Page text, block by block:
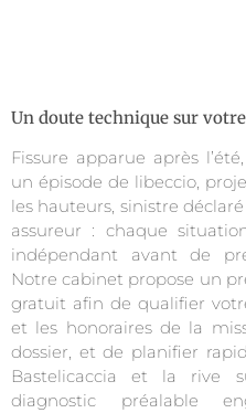
Un doute technique sur
Fissure apparue après
un épisode de libeccio,
les hauteurs, sinistre
assureur : chaque
indépendant avant de
Notre cabinet propose un
gratuit afin de qualifier
et les honoraires de la
dossier, et de planifier
Bastelicaccia et la rive
diagnostic préalable